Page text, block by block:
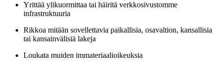
Yrittää ylikuormittaa tai häiritä verkkosivustomme
infrastruktuuria
Rikkoa mitään sovellettavia paikallisia, osavaltion, kansallisia
tai kansainvälisiä lakeja
Loukata muiden immateriaalioikeuksia